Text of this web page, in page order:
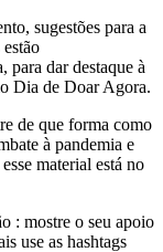
sugestões para a
para dar destaque à
Dia de Doar Agora.
de que forma como
à pandemia e
material está no
: mostre o seu apoio
use as hashtags